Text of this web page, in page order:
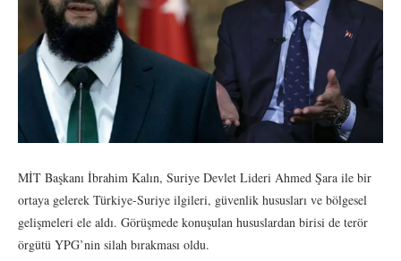
MİT Başkanı İbrahim Kalın, Suriye Devlet Lideri Ahmed Şara ile bir
ortaya gelerek Türkiye-Suriye ilgileri, güvenlik hususları ve bölgesel
gelişmeleri ele aldı. Görüşmede konuşulan hususlardan birisi de terör
örgütü YPG’nin silah bırakması oldu.